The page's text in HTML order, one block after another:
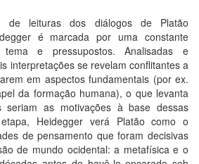
de leituras dos diálogos de Platão
é marcada por uma constante
e pressupostos. Analisadas e
interpretações se revelam conflitantes a
em aspectos fundamentais (por ex.
da formação humana), o que levanta
seriam as motivações à base dessas
Heidegger verá Platão como o
de pensamento que foram decisivas
de mundo ocidental: a metafísica e o